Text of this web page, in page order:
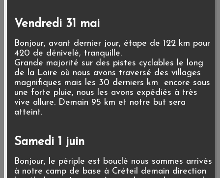
Vendredi 31 mai
Bonjour, avant dernier jour, étape de 122 km pour
420 de dénivelé, tranquille.
Grande majorité sur des pistes cyclables le long
de la Loire où nous avons traversé des villages
magnifiques mais les 30 derniers km encore sous
une forte pluie, nous les avons expédiés à très
vive allure. Demain 95 km et notre but sera
atteint.
Samedi 1 juin
Bonjour, le périple est bouclé nous sommes arrivés
à notre camp de base à Créteil demain direction